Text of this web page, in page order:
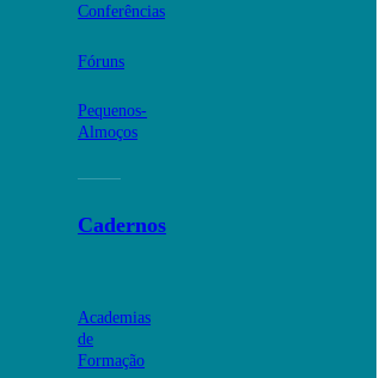
Conferências
Fóruns
Pequenos-
Almoços
Cadernos
Academias
de
Formação